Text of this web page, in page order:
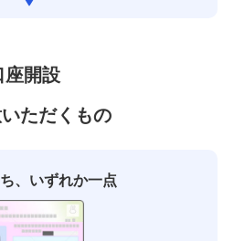
座開設
ただくもの
、いずれか一点